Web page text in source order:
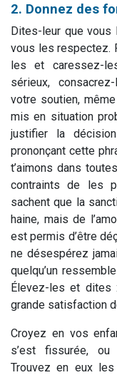
2. Donnez des
Dites-leur que
vous les respectez.
les et caressez-
sérieux,
votre soutien,
mis en situation
justifier la
prononçant cette
t’aimons dans
contraints de les
sachent que la
haine, mais de
est permis d’être
ne désespérez
quelqu’un
Élevez-les et dites
grande satisfaction
Croyez en vos
s’est fissurée, ou
Trouvez en eux